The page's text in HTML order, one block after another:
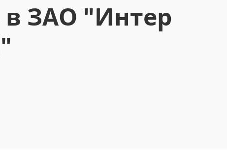
в ЗАО "Интер